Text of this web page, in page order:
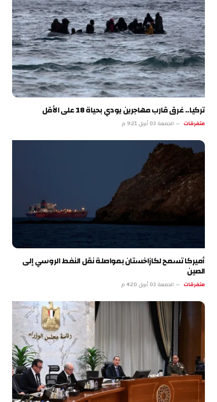
تركيا.. غرق قارب مهاجرين يودي بحياة 18 على الأقل
متفرقات الجمعة 03 أبريل 9:21 م
أميركا تسمح لكازاخستان بمواصلة نقل النفط الروسي إلى
الصين
متفرقات الجمعة 03 أبريل 4:20 م